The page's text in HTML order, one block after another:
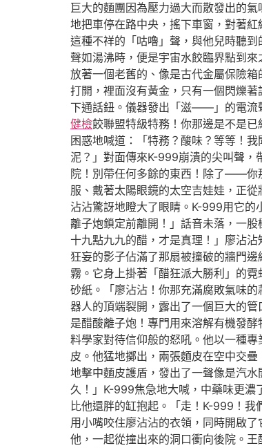
巨大的麵團因為壓力過大而散發出的
地把車停在路中央，搖下車窗，對著
這種不祥的「咕嚕」聲，與他兒時聽
聲如湯沸時，便是宇宙水餃臨界點到
放著一個老舊的、像是古代金屬保險
打開，裡面沒有黃金，只有一個閃爍
下通話鈕。儀器發出「滋——」的電流
健檢餃聯盟特級特務！你那邊是不是
困惑地喊道：「特務？酸味？等等！
泥？」對面傳來K-999崩潰的尖叫聲
院！別帶任何多餘的東西！除了——你
服、戴著太陽眼鏡的太空吉娃娃，正
沾沾驚訝地瞪大了眼睛。K-999用它的
離子炮鎖定前離開！」話音未落，一
十九點九九的醋，才是真理！」廖沾
狂妄的影子佔滿了那扇被撞破的牆門
霧。它身上掛著「醋狂派大勝利」的
砂紙。「廖沾沾！你那充滿腐敗氣味
器人的頂端裂開，露出了一個巨大的
是醋酸離子炮！專門用來溶解有機發
料學家對待信仰般的怒吼。他以一種
皮。他猛地擲出，兩張麵皮在空中交
地擊中麵皮護盾，發出了一聲像是汽
久！」K-999焦急地大喊，中藥味更濃
比他還胖的缸抱起。「走！K-999！
用小嘴咬住廖沾沾的衣領，同時開啟
他，一起從撞出來的洞口衝向後院。